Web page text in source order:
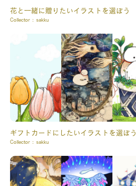
花と一緒に贈りたいイラストを選ぼう
Collector : sakku
ギフトカードにしたいイラストを選ぼう
Collector : sakku